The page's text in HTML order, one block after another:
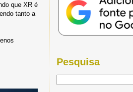
que XR é
tanto a
Pesquisa